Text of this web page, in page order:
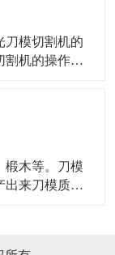
光刀模能更
刀模切割机的
割机的操作应
椴木等。刀模
出来刀模质量